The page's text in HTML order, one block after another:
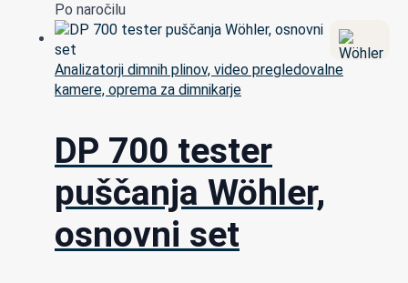
Po naročilu
Analizatorji dimnih plinov, video pregledovalne
kamere, oprema za dimnikarje
DP 700 tester
puščanja Wöhler,
osnovni set